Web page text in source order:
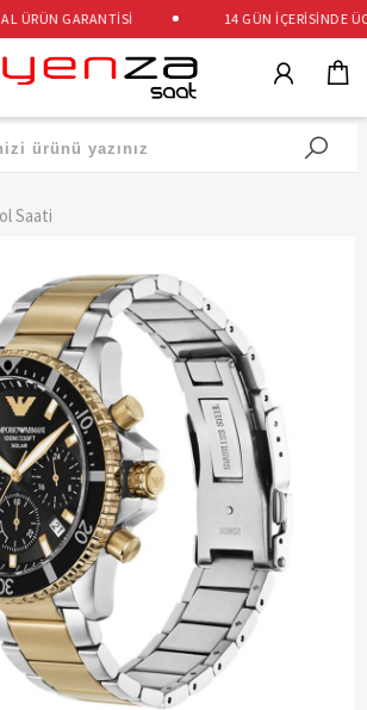
ÜRÜN GARANTİSİ 14 GÜN İÇERİSİNDE
Saati